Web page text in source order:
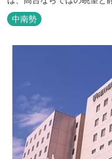
から4〜6名で泊まれる和洋
選べます。 天然温泉の大浴場・露天風呂、ロウリュ式サウナで体を
整えた後は、和食や焼肉な
中南勢